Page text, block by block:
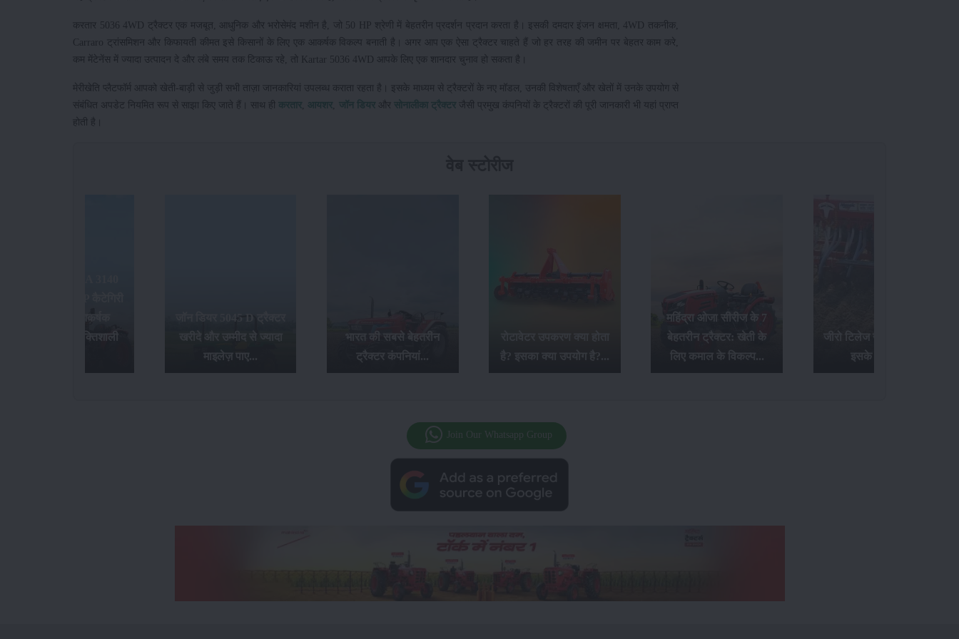
करतार 5036 4WD ट्रैक्टर एक मजबूत, आधुनिक और भरोसेमंद मशीन है, जो 50 HP श्रेणी में बेहतरीन प्रदर्शन प्रदान करता है। इसकी दमदार इंजन क्षमता, 4WD तकनीक,
Carraro ट्रांसमिशन और किफायती कीमत इसे किसानों के लिए एक आकर्षक विकल्प बनाती है। अगर आप एक ऐसा ट्रैक्टर चाहते हैं जो हर तरह की जमीन पर बेहतर काम करे,
कम मेंटेनेंस में ज्यादा उत्पादन दे और लंबे समय तक टिकाऊ रहे, तो Kartar 5036 4WD आपके लिए एक शानदार चुनाव हो सकता है।
मेरीखेति प्लैटफॉर्म आपको खेती-बाड़ी से जुड़ी सभी ताज़ा जानकारियां उपलब्ध कराता रहता है। इसके माध्यम से ट्रैक्टरों के नए मॉडल, उनकी विशेषताएँ और खेतों में उनके उपयोग से
संबंधित अपडेट नियमित रूप से साझा किए जाते हैं। साथ हीकरतार आयशर जॉन डियरऔर सोनालीका ट्रैक्टरजैसी प्रमुख कंपनियों के ट्रैक्टरों की पूरी जानकारी भी यहां प्राप्त
होती है।
जॉन डियर 5045 D ट्रैक्टर
खरीदे और उम्मीद से ज्यादा
भारत की सबसे बेहतरीन
ट्रैक्टर कंपनियां...
रोटावेटर उपकरण क्या होता
है? इसका क्या उपयोग है?...
जीरो टिलेज खेती क्या है और
इसके फायदे...
में जानिए यहां...
Join Our Whatsapp Group